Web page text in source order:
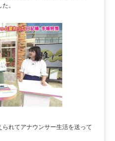
。
れてアナウンサー生活を送って